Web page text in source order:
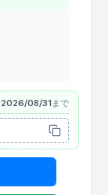
2026/08/31 まで